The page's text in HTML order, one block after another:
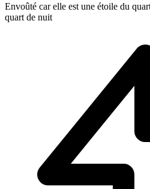
Envoûté car elle est une étoile du
quart de nuit